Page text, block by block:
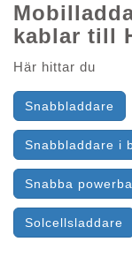
kablar till
Här hittar du
Snabbladdare
Snabbladdare i
Snabba
Solcellsladdare